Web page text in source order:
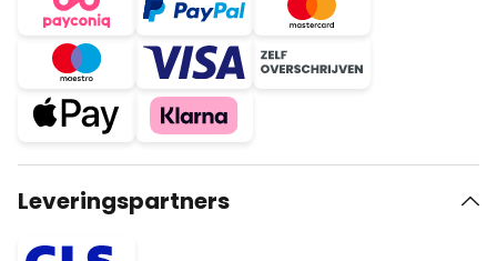
Leveringspartners